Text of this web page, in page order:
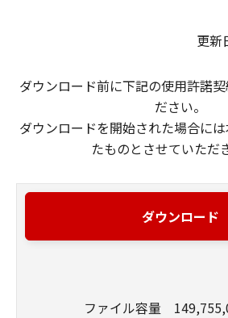
更新
ダウンロード前に下記の使用許諾
ださい。
ダウンロードを開始された場合に
たものとさせていただ
ダウンロード
ファイル容量